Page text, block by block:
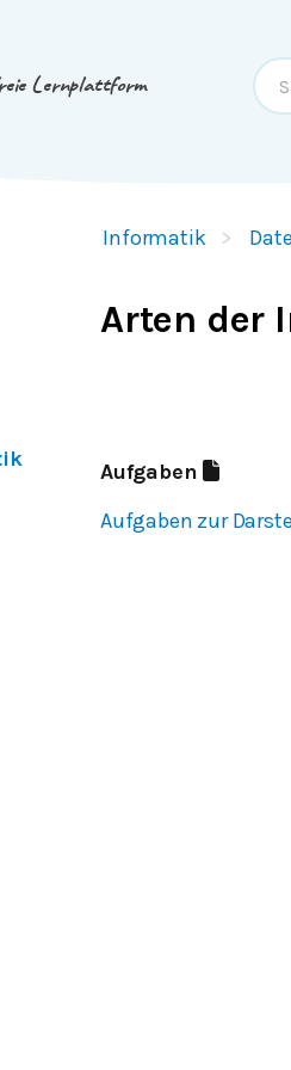
Lernplattform
Informatik
Arten der
Aufgaben
Aufgaben zur